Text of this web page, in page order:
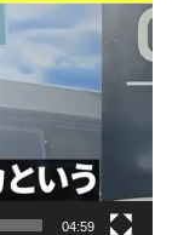
04:59